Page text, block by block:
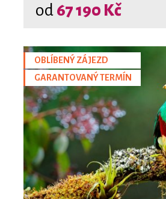
od 67 190 Kč
OBLÍBENÝ ZÁJEZD
GARANTOVANÝ TERMÍN